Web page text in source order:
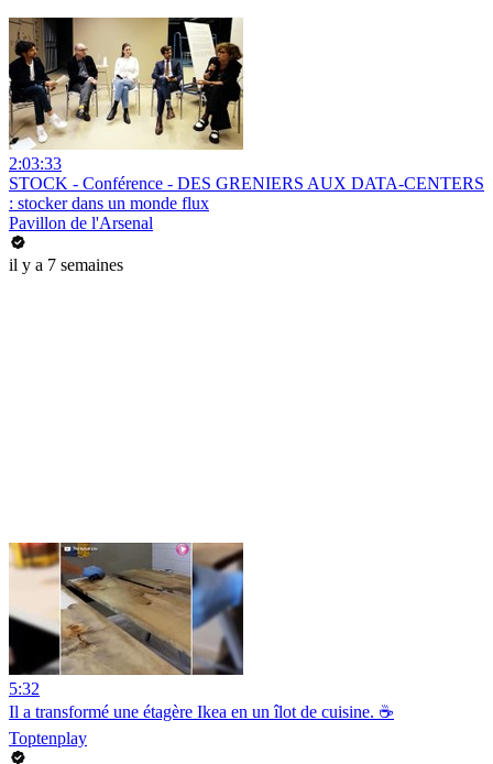
2:03:33
STOCK - Conférence - DES GRENIERS AUX DATA-CENTERS
: stocker dans un monde flux
Pavillon de l'Arsenal
il y a 7 semaines
5:32
Il a transformé une étagère Ikea en un îlot de cuisine. ☕
Toptenplay